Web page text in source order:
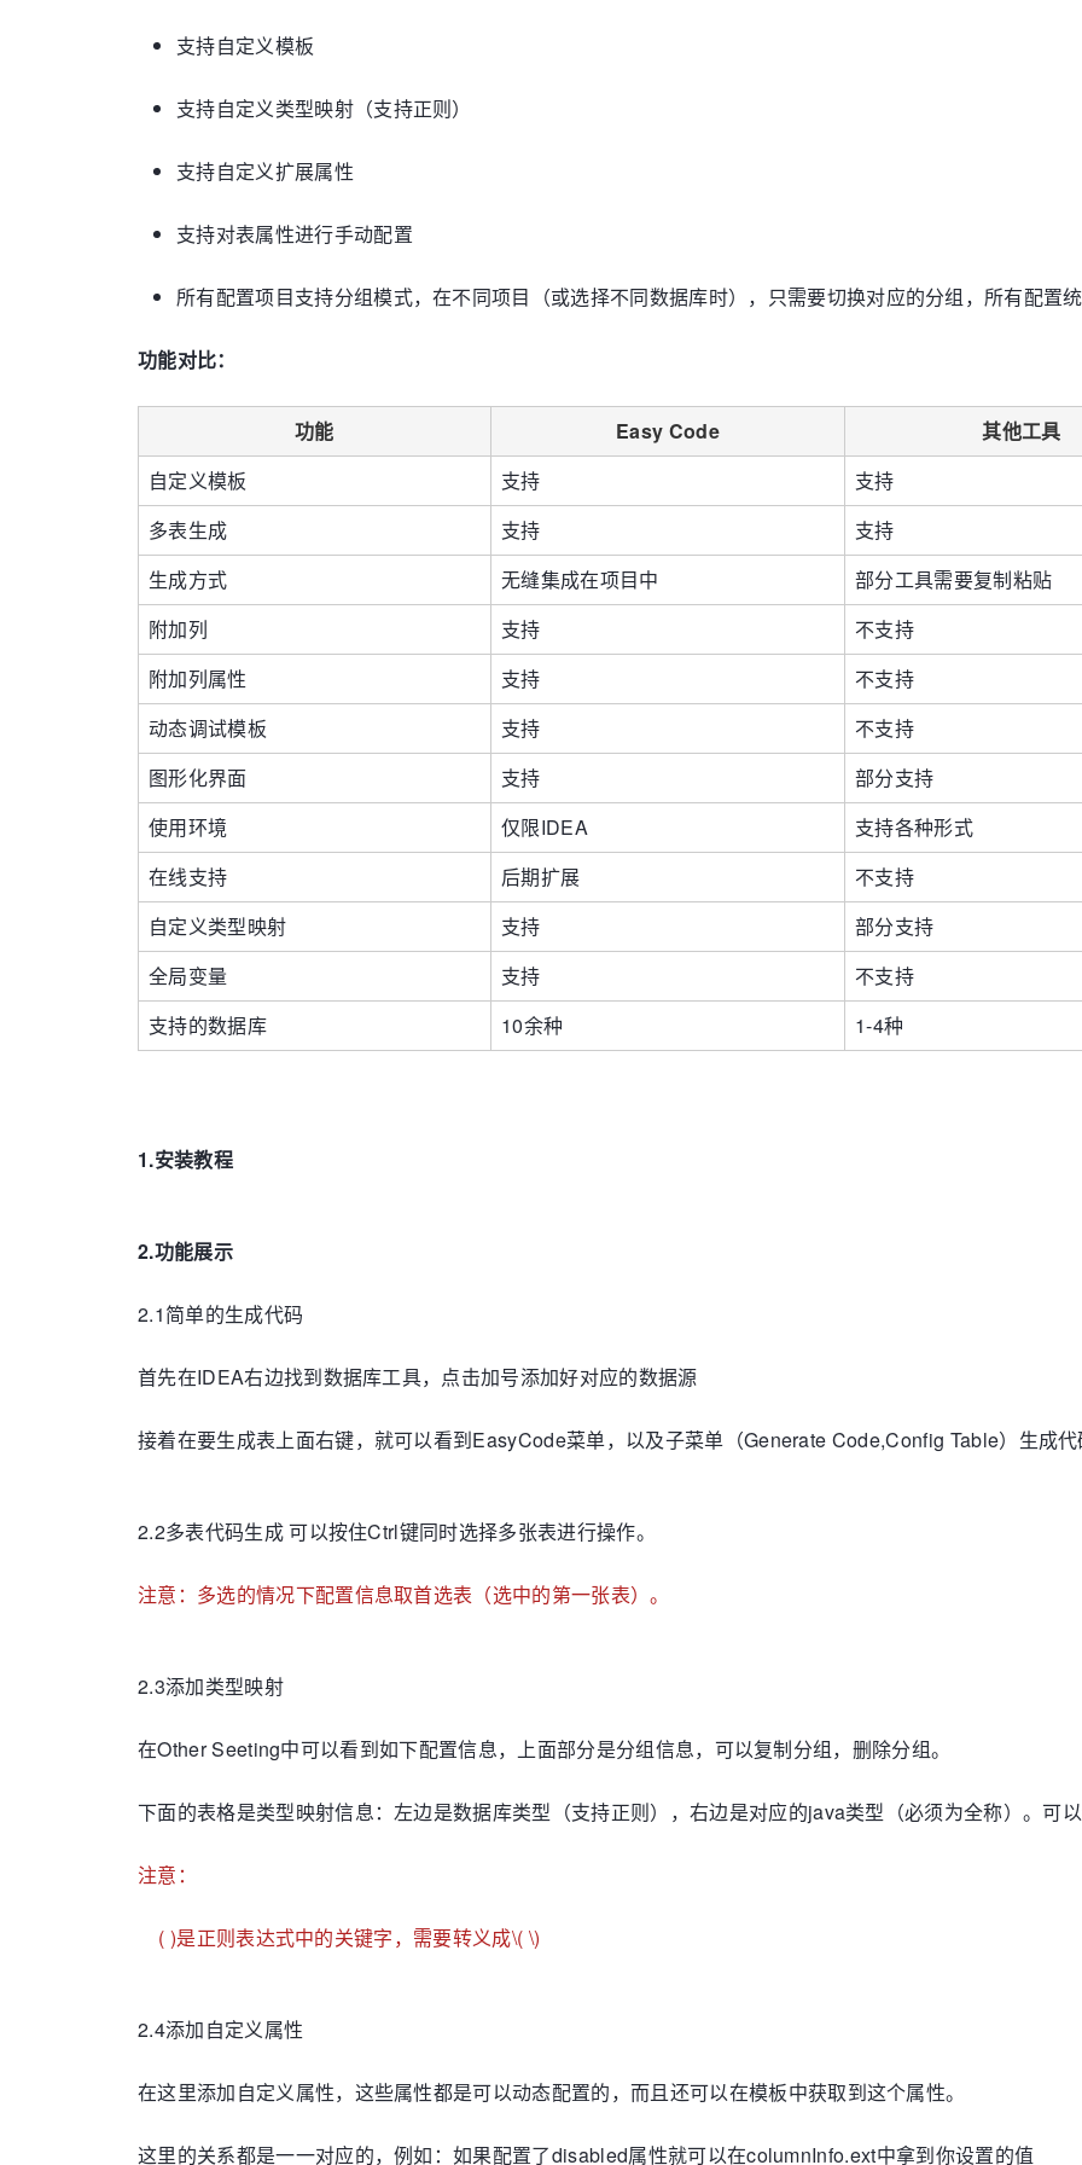
支持自定义模板
支持自定义类型映射（支持正则）
支持自定义扩展属性
支持对表属性进行手动配置
所有配置项目支持分组模式，在不同项目（或选择不同数据库时），只需要切换对应的分组，所有配置统
功能对比：
功能 Easy Code
其他工具
自定义模板
支持
支持
多表生成
支持
支持
生成方式
无缝集成在项目中
部分工具需要复制粘贴
附加列
支持
不支持
附加列属性
支持
不支持
动态调试模板
支持
不支持
图形化界面
支持
部分支持
使用环境
仅限IDEA
支持各种形式
在线支持
后期扩展
不支持
自定义类型映射
支持
部分支持
全局变量
支持
不支持
支持的数据库
10余种 1-4种
1.安装教程
2.功能展示
2.1简单的生成代码
首先在IDEA右边找到数据库工具，点击加号添加好对应的数据源
接着在要生成表上面右键，就可以看到EasyCode菜单，以及子菜单（Generate Code,Config Table）生成代
2.2多表代码生成 可以按住Ctrl键同时选择多张表进行操作。
注意：多选的情况下配置信息取首选表（选中的第一张表）。
2.3添加类型映射
在Other Seeting中可以看到如下配置信息，上面部分是分组信息，可以复制分组，删除分组。
下面的表格是类型映射信息：左边是数据库类型（支持正则），右边是对应的java类型（必须为全称）。可
注意：
( )是正则表达式中的关键字，需要转义成\( \)
2.4添加自定义属性
在这里添加自定义属性，这些属性都是可以动态配置的，而且还可以在模板中获取到这个属性。
这里的关系都是一一对应的，例如：如果配置了disabled属性就可以在columnInfo.ext中拿到你设置的值